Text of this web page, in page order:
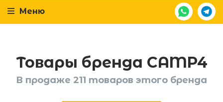
Меню
Товары бренда CAMP4
В продаже 211 товаров этого бренда